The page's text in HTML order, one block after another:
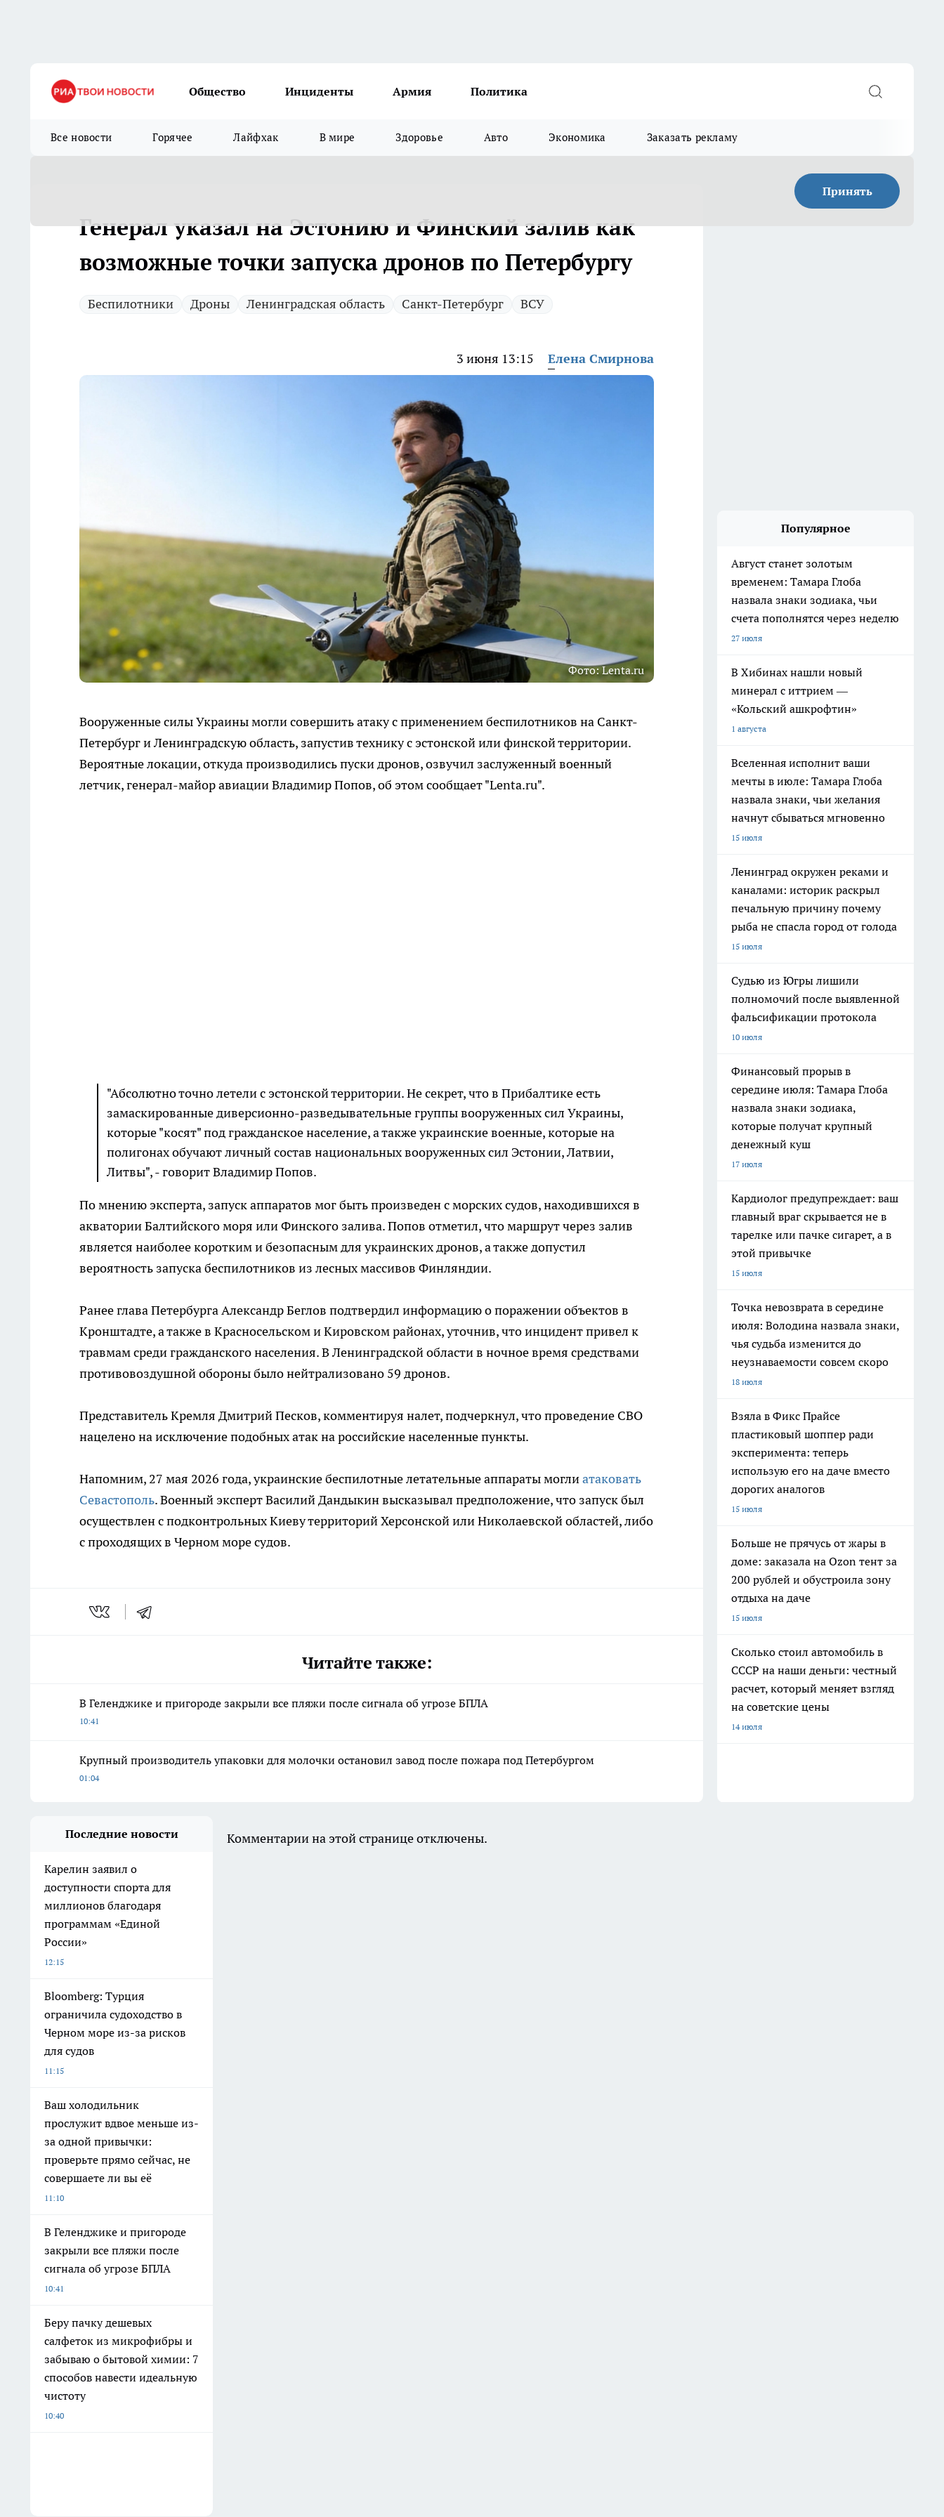
Общество Инциденты Армия Политика
Все новости Горячее Лайфхак В мире Здоровье Авто Экономика Заказать рекламу
Принять
Генерал указал на Эстонию и Финский залив как
возможные точки запуска дронов по Петербургу
Беспилотники Дроны Ленинградская область Санкт-Петербург ВСУ
3 июня 13:15 Елена Смирнова
Фото: Lenta.ru
Вооруженные силы Украины могли совершить атаку с применением беспилотников на Санкт-
Петербург и Ленинградскую область, запустив технику с эстонской или финской территории.
Вероятные локации, откуда производились пуски дронов, озвучил заслуженный военный
летчик, генерал-майор авиации Владимир Попов, об этом сообщает "Lenta.ru".
"Абсолютно точно летели с эстонской территории. Не секрет, что в Прибалтике есть
замаскированные диверсионно-разведывательные группы вооруженных сил Украины,
которые "косят" под гражданское население, а также украинские военные, которые на
полигонах обучают личный состав национальных вооруженных сил Эстонии, Латвии,
Литвы", - говорит Владимир Попов.
По мнению эксперта, запуск аппаратов мог быть произведен с морских судов, находившихся в
акватории Балтийского моря или Финского залива. Попов отметил, что маршрут через залив
является наиболее коротким и безопасным для украинских дронов, а также допустил
вероятность запуска беспилотников из лесных массивов Финляндии.
Ранее глава Петербурга Александр Беглов подтвердил информацию о поражении объектов в
Кронштадте, а также в Красносельском и Кировском районах, уточнив, что инцидент привел к
травмам среди гражданского населения. В Ленинградской области в ночное время средствами
противовоздушной обороны было нейтрализовано 59 дронов.
Представитель Кремля Дмитрий Песков, комментируя налет, подчеркнул, что проведение СВО
нацелено на исключение подобных атак на российские населенные пункты.
Напомним, 27 мая 2026 года, украинские беспилотные летательные аппараты моглиатаковать
Севастополь. Военный эксперт Василий Дандыкин высказывал предположение, что запуск был
осуществлен с подконтрольных Киеву территорий Херсонской или Николаевской областей, либо
с проходящих в Черном море судов.
Читайте также:
В Геленджике и пригороде закрыли все пляжи после сигнала об угрозе БПЛА
10:41
Крупный производитель упаковки для молочки остановил завод после пожара под Петербургом
01:04
Популярное
Август станет золотым
временем: Тамара Глоба
назвала знаки зодиака, чьи
счета пополнятся через неделю
27 июля
В Хибинах нашли новый
минерал с иттрием —
«Кольский ашкрофтин»
1 августа
Вселенная исполнит ваши
мечты в июле: Тамара Глоба
назвала знаки, чьи желания
начнут сбываться мгновенно
15 июля
Ленинград окружен реками и
каналами: историк раскрыл
печальную причину почему
рыба не спасла город от голода
15 июля
Судью из Югры лишили
полномочий после выявленной
фальсификации протокола
10 июля
Финансовый прорыв в
середине июля: Тамара Глоба
назвала знаки зодиака,
которые получат крупный
денежный куш
17 июля
Кардиолог предупреждает: ваш
главный враг скрывается не в
тарелке или пачке сигарет, а в
этой привычке
15 июля
Точка невозврата в середине
июля: Володина назвала знаки,
чья судьба изменится до
неузнаваемости совсем скоро
18 июля
Взяла в Фикс Прайсе
пластиковый шоппер ради
эксперимента: теперь
использую его на даче вместо
дорогих аналогов
15 июля
Больше не прячусь от жары в
доме: заказала на Ozon тент за
200 рублей и обустроила зону
отдыха на даче
15 июля
Сколько стоил автомобиль в
СССР на наши деньги: честный
расчет, который меняет взгляд
на советские цены
14 июля
Последние новости
Карелин заявил о
доступности спорта для
миллионов благодаря
программам «Единой
России»
12:15
Bloomberg: Турция
ограничила судоходство в
Черном море из-за рисков
для судов
11:15
Ваш холодильник
прослужит вдвое меньше из-
за одной привычки:
проверьте прямо сейчас, не
совершаете ли вы её
11:10
В Геленджике и пригороде
закрыли все пляжи после
сигнала об угрозе БПЛА
10:41
Беру пачку дешевых
салфеток из микрофибры и
забываю о бытовой химии: 7
способов навести идеальную
чистоту
10:40
Комментарии на этой странице отключены.